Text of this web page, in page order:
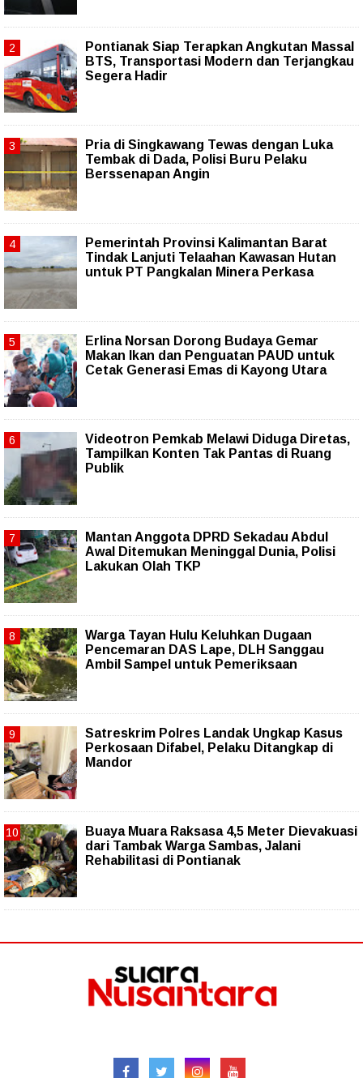
Pontianak Siap Terapkan Angkutan Massal
BTS, Transportasi Modern dan Terjangkau
Segera Hadir
Pria di Singkawang Tewas dengan Luka
Tembak di Dada, Polisi Buru Pelaku
Berssenapan Angin
Pemerintah Provinsi Kalimantan Barat
Tindak Lanjuti Telaahan Kawasan Hutan
untuk PT Pangkalan Minera Perkasa
Erlina Norsan Dorong Budaya Gemar
Makan Ikan dan Penguatan PAUD untuk
Cetak Generasi Emas di Kayong Utara
Videotron Pemkab Melawi Diduga Diretas,
Tampilkan Konten Tak Pantas di Ruang
Publik
Mantan Anggota DPRD Sekadau Abdul
Awal Ditemukan Meninggal Dunia, Polisi
Lakukan Olah TKP
Warga Tayan Hulu Keluhkan Dugaan
Pencemaran DAS Lape, DLH Sanggau
Ambil Sampel untuk Pemeriksaan
Satreskrim Polres Landak Ungkap Kasus
Perkosaan Difabel, Pelaku Ditangkap di
Mandor
Buaya Muara Raksasa 4,5 Meter Dievakuasi
dari Tambak Warga Sambas, Jalani
Rehabilitasi di Pontianak